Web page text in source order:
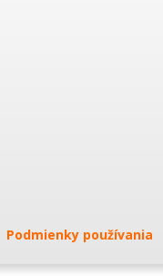
Podmienky používania